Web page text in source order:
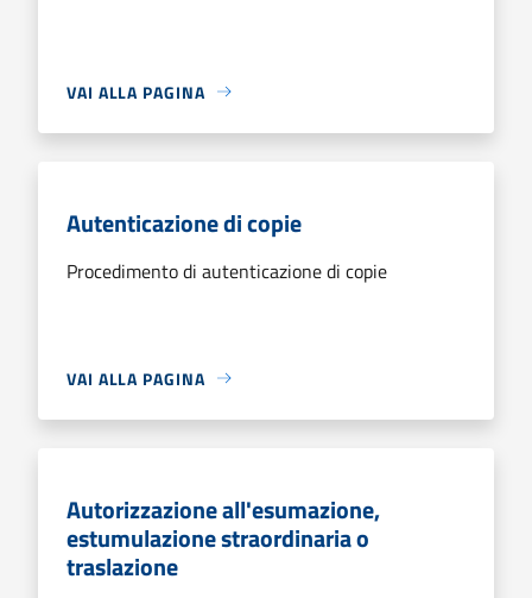
VAI ALLA PAGINA
Autenticazione di copie
Procedimento di autenticazione di copie
VAI ALLA PAGINA
Autorizzazione all'esumazione,
estumulazione straordinaria o
traslazione